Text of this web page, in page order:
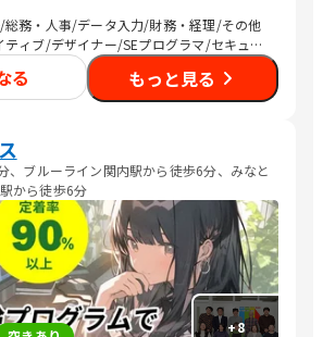
総務・人事/データ入力/財務・経理/その他
ィブ/デザイナー/SEプログラマ/セキュリ
職員・ヘルパー
る もっと見る
、ブルーライン関内駅から徒歩6分、みなと
から徒歩6分
+8